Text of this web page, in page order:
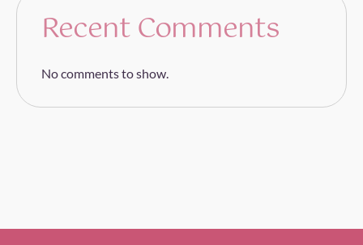
Recent Comments
No comments to show.